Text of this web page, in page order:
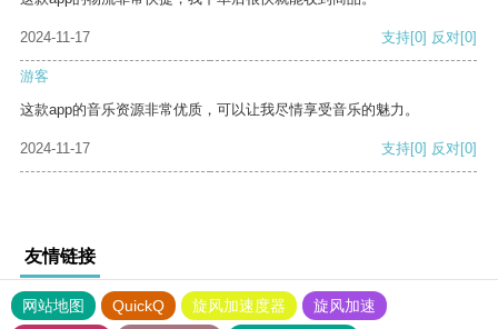
2024-11-17 支持[0] 反对[0]
游客
这款app的音乐资源非常优质，可以让我尽情享受音乐的魅力。
2024-11-17 支持[0] 反对[0]
友情链接
网站地图 QuickQ 旋风加速度器
旋风加速